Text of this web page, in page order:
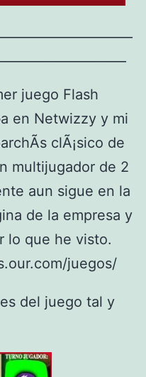
juego Flash
en Netwizzy y mi
clÃ¡sico de
multijugador de 2
aun sigue en la
de la empresa y
lo que he visto.
juegos/
del juego tal y